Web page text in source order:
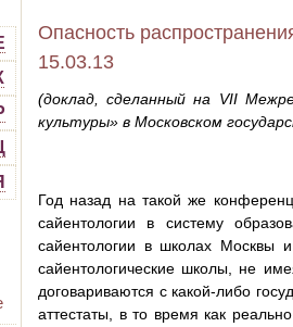
Опасность
15.03.13
(доклад, сделанный на VII
культуры» в Московском
Год назад на такой же
сайентологии в систему
сайентологии в школах Москвы
сайентологические школы, не
договариваются с какой-либо
аттестаты, в то время как